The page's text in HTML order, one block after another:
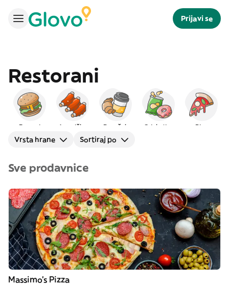
Prijavi se
Restorani
Burgeri Američka Doručak Grickalice Pica
Vrsta hrane Sortiraj po
Sve prodavnice
Massimo's Pizza